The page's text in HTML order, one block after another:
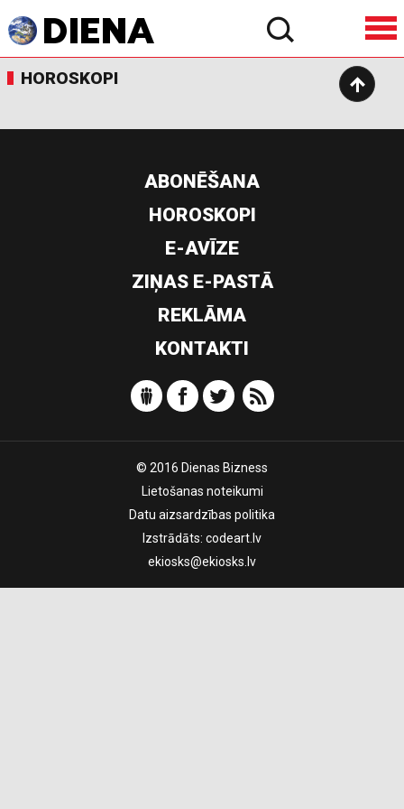
HOROSKOPI
ABONĒŠANA
HOROSKOPI
E-AVĪZE
ZIŅAS E-PASTĀ
REKLĀMA
KONTAKTI
© 2016 Dienas Bizness
Lietošanas noteikumi
Datu aizsardzības politika
Izstrādāts: codeart.lv
ekiosks@ekiosks.lv